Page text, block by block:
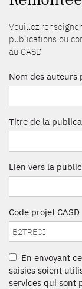
Veuillez
publications ou
au CASD
Nom des auteurs
Titre de la
Lien vers la
Code projet CASD
En envoyant
saisies soient
services qui sont